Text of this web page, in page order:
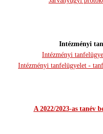
Intézményi
Intézményi
Intézményi tanfelügyelet -
A 2022/2023-as tanév